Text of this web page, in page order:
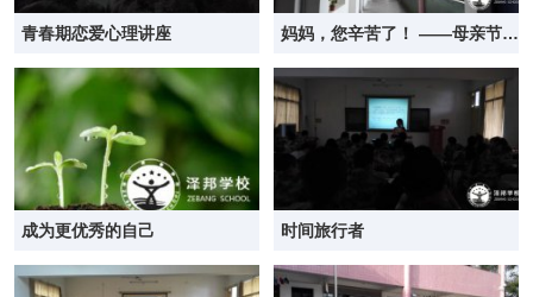
青春期恋爱心理讲座
妈妈，您辛苦了！ ——母亲节的
成为更优秀的自己 时间旅行者